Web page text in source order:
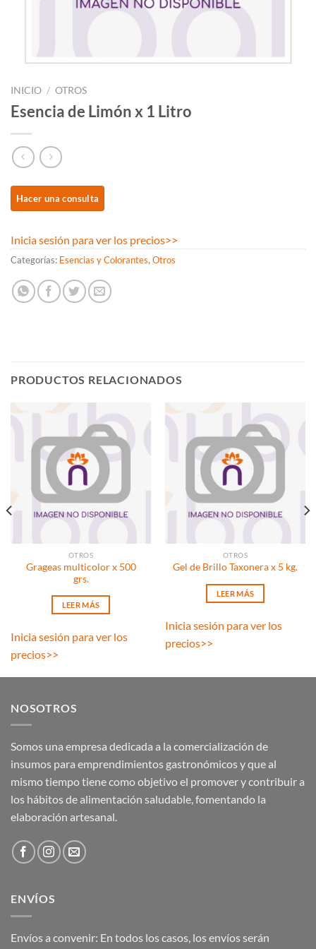
INICIO / OTROS
Esencia de Limón x 1 Litro
Inicia sesión para ver los precios>>
Categorías: Esencias y Colorantes, Otros
PRODUCTOS RELACIONADOS
OTROS
Grageas multicolor x 500
grs.
LEER MÁS
Inicia sesión para ver los
precios>>
OTROS
Gel de Brillo Taxonera x 5 kg.
LEER MÁS
Inicia sesión para ver los
precios>>
NOSOTROS
Somos una empresa dedicada a la comercialización de
insumos para emprendimientos gastronómicos y que al
mismo tiempo tiene como objetivo el promover y contribuir a
los hábitos de alimentación saludable, fomentando la
elaboración artesanal.
ENVÍOS
Envíos a convenir: En todos los casos, los envíos serán